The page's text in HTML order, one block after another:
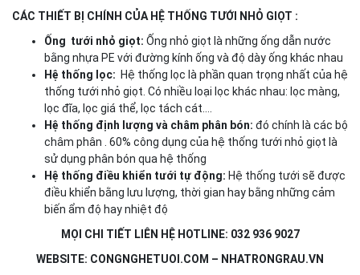
CÁC THIẾT BỊ CHÍNH CỦA HỆ THỐNG TƯỚI NHỎ GIỌT :
Ống tưới nhỏ giọt: Ống nhỏ giọt là những ống dẫn nước
bằng nhựa PE với đường kính ống và độ dày ống khác nhau
Hệ thống lọc: Hệ thống lọc là phần quan trọng nhất của hệ
thống tưới nhỏ giọt. Có nhiều loại lọc khác nhau: lọc màng,
lọc đĩa, lọc giá thể, lọc tách cát….
Hệ thống định lượng và châm phân bón: đó chính là các bộ
châm phân . 60% công dụng của hệ thống tưới nhỏ giọt là
sử dụng phân bón qua hệ thống
Hệ thống điều khiển tưới tự động: Hệ thống tưới sẽ được
điều khiển bằng lưu lượng, thời gian hay bằng những cảm
biến ẩm độ hay nhiệt độ
MỌI CHI TIẾT LIÊN HỆ HOTLINE: 032 936 9027
WEBSITE: CONGNGHETUOI.COM – NHATRONGRAU.VN